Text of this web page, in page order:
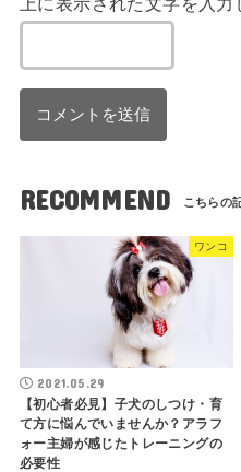
RECOMMEND
ワンコ
2021.05.29
【初心者必見】子犬のしつけ・育
て方に悩んでいませんか？アラフ
ォー主婦が感じたトレーニングの
必要性